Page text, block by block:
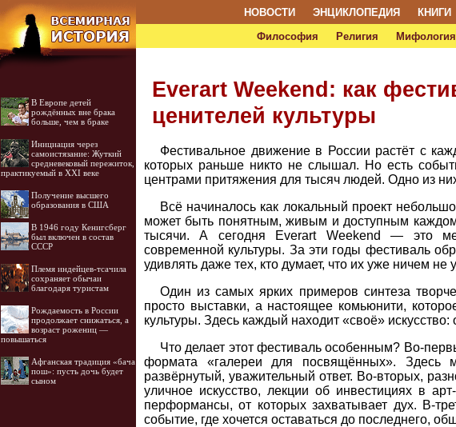
НОВОСТИ ЭНЦИКЛОПЕДИЯ КНИГИ
Философия
Религия Мифология
В Европе детей
рождённых вне брака
больше, чем в браке
Инициация через
самоистязание: Жуткий
средневековый пережиток,
практикуемый в XXI веке
Получение высшего
образования в США
В 1946 году Кенигсберг
был включен в состав
СССР
Племя индейцев-тсачила
сохраняет обычаи
благодаря туристам
Рождаемость в России
продолжает снижаться, а
возраст рожениц —
повышаться
Афганская традиция «бача
пош»: пусть дочь будет
сыном
Everart Weekend: как
ценителей культуры
Фестивальное движение в России растёт с
которых раньше никто не слышал. Но есть
центрами притяжения для тысяч людей. Одно из
Всё начиналось как локальный проект
может быть понятным, живым и доступным
тысячи. А сегодня Everart Weekend — это
современной культуры. За эти годы фестиваль
удивлять даже тех, кто думает, что их уже ничем не
Один из самых ярких примеров синтеза
просто выставки, а настоящее комьюнити,
культуры. Здесь каждый находит «своё»
Что делает этот фестиваль особенным? Во-
формата «галереи для посвящённых».
развёрнутый, уважительный ответ. Во-вторых,
уличное искусство, лекции об инвестициях в
перформансы, от которых захватывает дух. В-
событие, где хочется оставаться до последнего,